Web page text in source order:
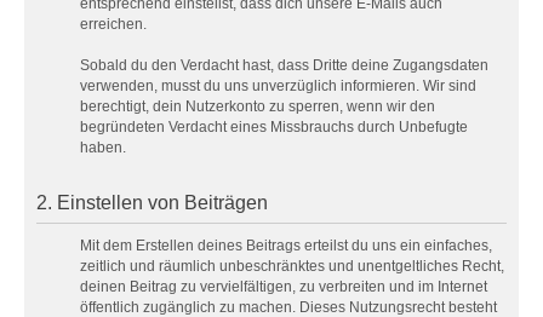
entsprechend einstellst, dass dich unsere E-Mails auch
erreichen.
Sobald du den Verdacht hast, dass Dritte deine Zugangsdaten
verwenden, musst du uns unverzüglich informieren. Wir sind
berechtigt, dein Nutzerkonto zu sperren, wenn wir den
begründeten Verdacht eines Missbrauchs durch Unbefugte
haben.
2. Einstellen von Beiträgen
Mit dem Erstellen deines Beitrags erteilst du uns ein einfaches,
zeitlich und räumlich unbeschränktes und unentgeltliches Recht,
deinen Beitrag zu vervielfältigen, zu verbreiten und im Internet
öffentlich zugänglich zu machen. Dieses Nutzungsrecht besteht